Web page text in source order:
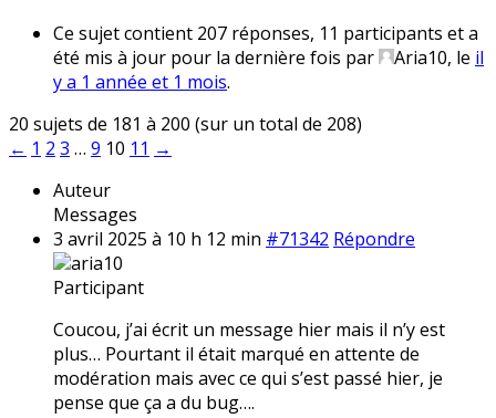
Ce sujet contient 207 réponses, 11 participants et a
été mis à jour pour la dernière fois par
Aria10, le il
y a 1 année et 1 mois.
20 sujets de 181 à 200 (sur un total de 208)
← 1 2 3 … 9 10 11 →
Auteur
Messages
3 avril 2025 à 10 h 12 min #71342 Répondre
aria10
Participant
Coucou, j’ai écrit un message hier mais il n’y est
plus… Pourtant il était marqué en attente de
modération mais avec ce qui s’est passé hier, je
pense que ça a du bug….